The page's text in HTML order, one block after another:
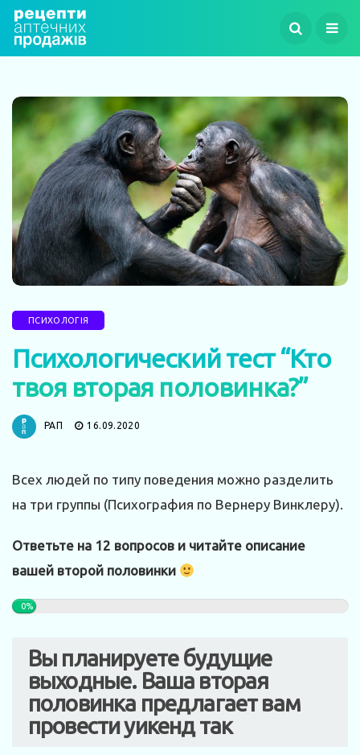
ПСИХОЛОГІЯ
Психологический тест “Кто
твоя вторая половинка?”
РАП 16.09.2020
Всех людей по типу поведения можно разделить
на три группы (Психография по Вернеру Винклеру).
Ответьте на 12 вопросов и читайте описание
вашей второй половинки
0%
Вы планируете будущие
выходные. Ваша вторая
половинка предлагает вам
провести уикенд так